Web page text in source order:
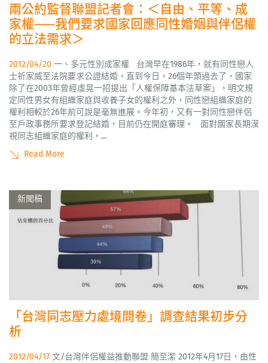
兩公約監督聯盟記者會：＜自由、平等、成
家權——我們要求國家回應同性婚姻與伴侶權
的立法需求＞
2012/04/20 一、多元性別成家權 台灣早在1986年，就有同性戀人
士祈家威至法院要求公證結婚，直到今日，26個年頭過去了，國家
除了在2003年曾經虛晃一招提出「人權保障基本法草案」，明文規
定同性男女有組織家庭與收養子女的權利之外，同性戀組織家庭的
權利相較於26年前可說是毫無進展。今年初，又有一對同性戀伴侶
至戶政事務所要求登記結婚，目前仍在開庭審理。 面對國家長期漠
視同志組織家庭的權利，...
Read More
新聞稿
「台灣同志壓力處境問卷」調查結果初步分
析
2012/04/17 文/台灣伴侶權益推動聯盟 簡至潔 2012年4月17日，由性